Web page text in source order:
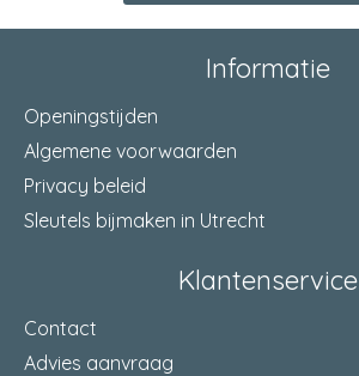
Informatie
Openingstijden
Algemene voorwaarden
Privacy beleid
Sleutels bijmaken in Utrecht
Klantenservice
Contact
Advies aanvraag